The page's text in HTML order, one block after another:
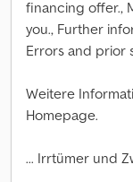
financing offer.,
you., Further
Errors and prior
Weitere
Homepage.
... Irrtümer und